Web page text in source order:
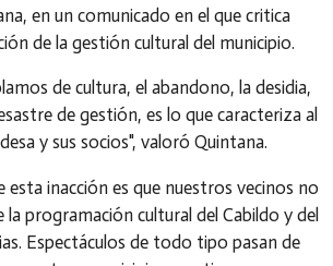
en un comunicado en el que critica
de la gestión cultural del municipio.
de cultura, el abandono, la desidia,
de gestión, es lo que caracteriza al
y sus socios", valoró Quintana.
esta inacción es que nuestros vecinos no
programación cultural del Cabildo y del
Espectáculos de todo tipo pasan de